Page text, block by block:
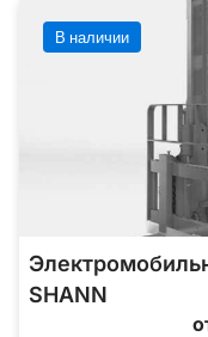
В наличии
SHANN